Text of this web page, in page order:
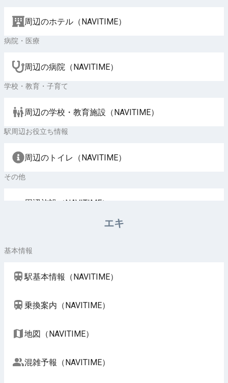
周辺のホテル（NAVITIME）
病院・医療
周辺の病院（NAVITIME）
学校・教育・子育て
周辺の学校・教育施設（NAVITIME）
駅周辺お役立ち情報
周辺のトイレ（NAVITIME）
その他
周辺施設（NAVITIME）
エキ
基本情報
駅基本情報（NAVITIME）
乗換案内（NAVITIME）
地図（NAVITIME）
混雑予報（NAVITIME）